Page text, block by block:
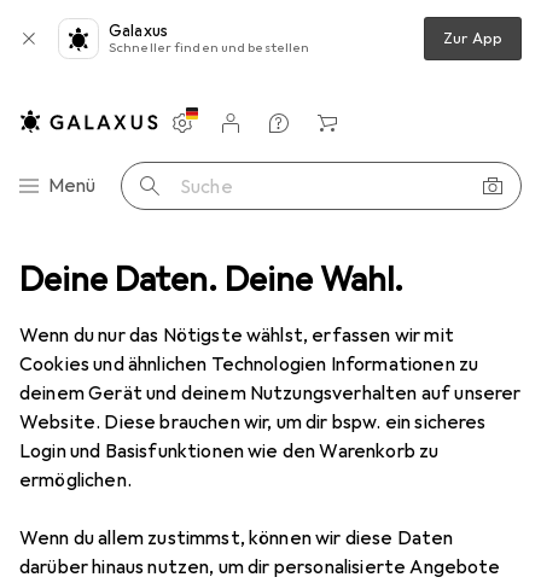
Deine Daten. Deine Wahl.
Wenn du nur das Nötigste wählst, erfassen wir mit
Cookies und ähnlichen Technologien Informationen zu
deinem Gerät und deinem Nutzungsverhalten auf unserer
Website. Diese brauchen wir, um dir bspw. ein sicheres
Login und Basisfunktionen wie den Warenkorb zu
ermöglichen.
Wenn du allem zustimmst, können wir diese Daten
darüber hinaus nutzen, um dir personalisierte Angebote
Galaxus
Schneller finden und bestellen Zur App
Navigation nach Kategorien
Menü Suche
Einstellungen
Kundenkonto
Vergleichslisten
Merklisten
Warenkorb
TCM Konfetti-Ladung elektrisch 80cm, weiss/silber
2 Bilder
TCMKonfetti-Ladung elektrisch
80cm, weiss/silber
Preis in EUR inkl. MwSt.
EUR
21,90